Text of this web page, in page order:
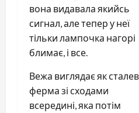
вона видавала якийсь
сигнал, але тепер у неї
тільки лампочка нагорі
блимає, і все.
Вежа виглядає як
ферма зі сходами
всередині, яка потім